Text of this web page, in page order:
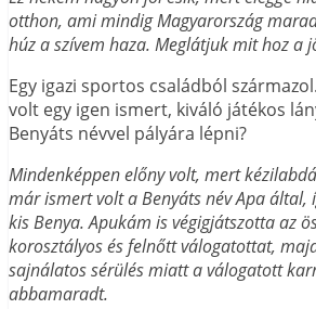
otthon, ami mindig Magyarország
húz a szívem haza. Meglátjuk mit hoz a
Egy igazi sportos családból
volt egy igen ismert, kiváló játékos
Benyáts névvel pályára lépni?
Mindenképpen előny volt, mert
már ismert volt a Benyáts név Apa által,
kis Benya. Apukám is végigjátszotta az
korosztályos és felnőtt válogatottat,
sajnálatos sérülés miatt a válogatott
abbamaradt.